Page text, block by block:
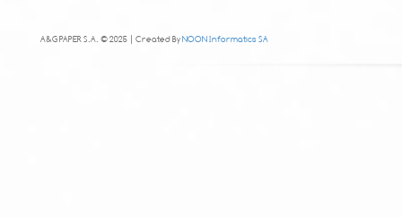
A&G PAPER S.A. © 2025 | Created ByNOON Informatics SA